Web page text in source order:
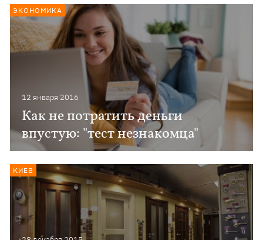
12 января 2016
Как не потратить деньги
впустую: "тест незнакомца"
ЭКОНОМИКА
КИЕВ